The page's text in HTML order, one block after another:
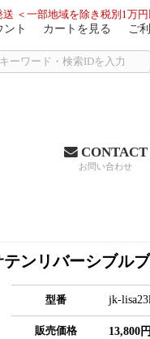
＜一部地域を除き税別1万
ント カートを見る ご
CONTACT
お問い合わせ
ンリバーシブル
型番 jk-
販売価格 13,800